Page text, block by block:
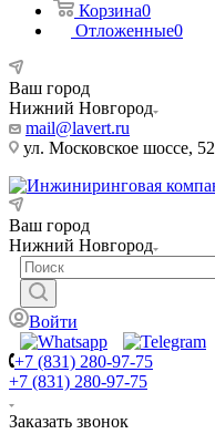
Корзина0
Отложенные0
Ваш город
Нижний Новгород
mail@lavert.ru
ул. Московское шоссе, 52
Ваш город
Нижний Новгород
Войти
+7 (831) 280-97-75
+7 (831) 280-97-75
Заказать звонок